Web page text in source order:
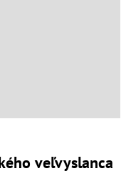
veľvyslanca